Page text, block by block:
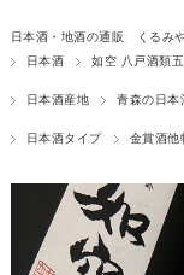
日本酒・地酒の通販 くるみ
日本酒
如空 八戸酒類
日本酒産地 青森の日本
日本酒タイプ 金賞酒他